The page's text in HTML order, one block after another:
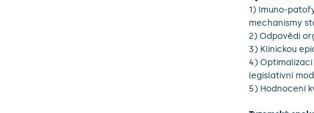
1) Imuno-
mechanismy
2) Odpovědi
3) Klinickou
4)
legislativní
5) Hodnocení